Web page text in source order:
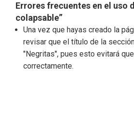
Errores frecuentes en el uso
colapsable”
Una vez que hayas creado la
revisar que el título de la
"Negritas", pues esto evitará
correctamente.